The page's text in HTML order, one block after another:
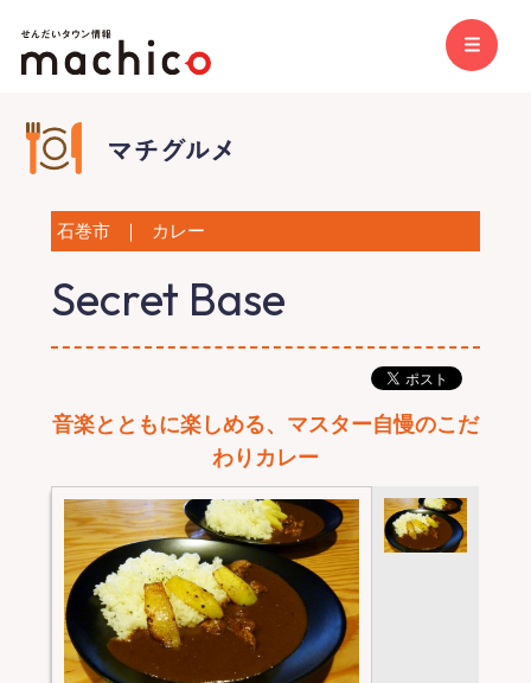
石巻市 ｜ カレー
Secret Base
音楽とともに楽しめる、マスター自慢のこだ
わりカレー